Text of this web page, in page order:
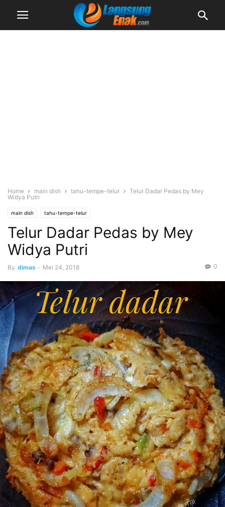
Home main dish tahu-tempe-telur
Telur Dadar Pedas by Mey
Widya Putri
main dish tahu-tempe-telur
Telur Dadar Pedas by Mey
Widya Putri
By dimas - Mei 24, 2018 0